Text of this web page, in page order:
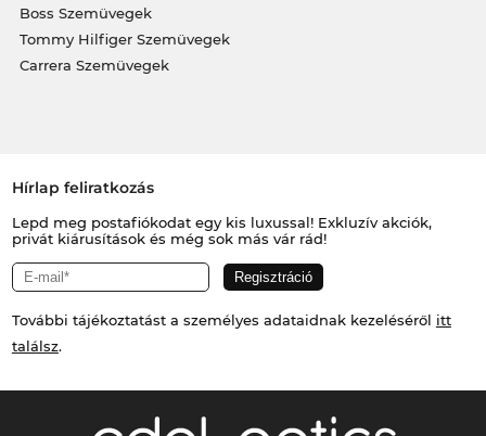
Boss Szemüvegek
Tommy Hilfiger Szemüvegek
Carrera Szemüvegek
Hírlap feliratkozás
Lepd meg postafiókodat egy kis luxussal! Exkluzív akciók,
privát kiárusítások és még sok más vár rád!
További tájékoztatást a személyes adataidnak kezeléséről itt
találsz.